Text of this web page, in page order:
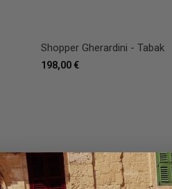
Shopper Gherardini - Tabak
198,00 €